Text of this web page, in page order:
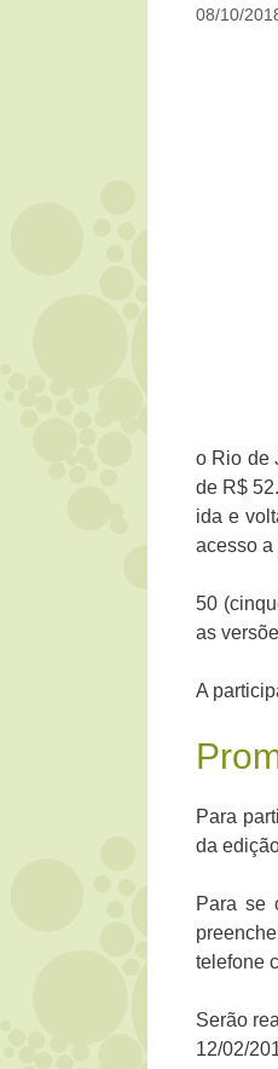
08/10/
o Rio de
de R$
ida e
acesso a
50
as
A
Para
da
Para se
telefone
Serão
12/02/